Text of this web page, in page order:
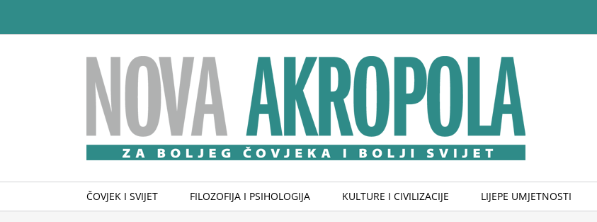
content
ČOVJEK I SVIJET FILOZOFIJA I PSIHOLOGIJA KULTURE I CIVILIZACIJE LIJEPE UMJETNOSTI